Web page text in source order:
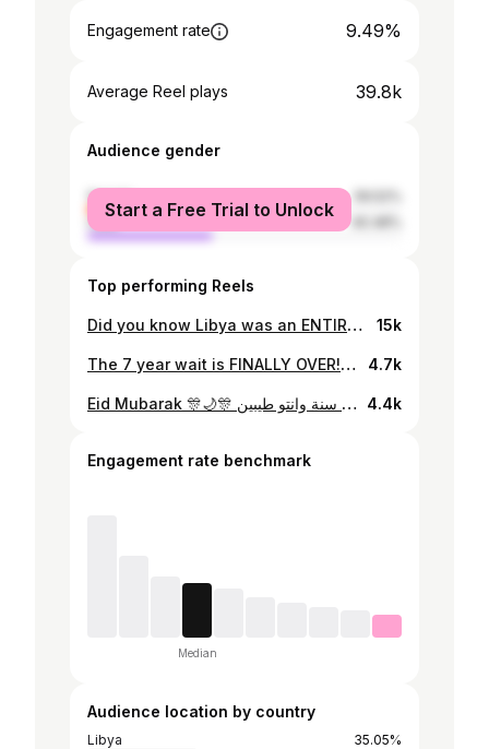
Engagement rate 9.49%
Average Reel plays 39.8k
Audience gender
female
male
Start a Free Trial to Unlock
Top performing Reels
Did you know Libya was an ENTIRE continent?!? 🌍🇱🇾 #libya #history #libyanhistory #vintagelibya #northafrica #reels 15k
The 7 year wait is FINALLY OVER!!! @lamemoirequiflanche unbelievably excited! congratulations! #libya #history #libyanjewelry #vintagelibya #northafrica #reels 4.7k
Eid Mubarak 🎊🌙🎊 كل سنة وانتو طيبين I know I’m late, but I couldn’t wait to share this unique vintage Libyan jewellery piece! It’s such an interesting mystery that I’m still trying to unravel. Should I restore it or keep it as is? Let me know your thoughts! #libya #history #libyanjewelry #vintagelibya #northafrica #reels 4.4k
Engagement rate benchmark
Median
Audience location by country
Libya
35.05%